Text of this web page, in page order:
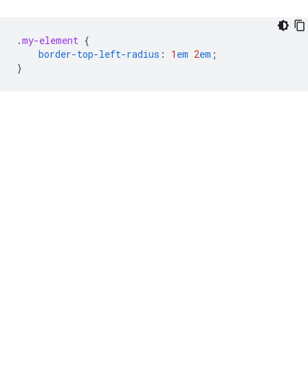
.my-element {
border-top-left-radius : 1 em 2em ;
}